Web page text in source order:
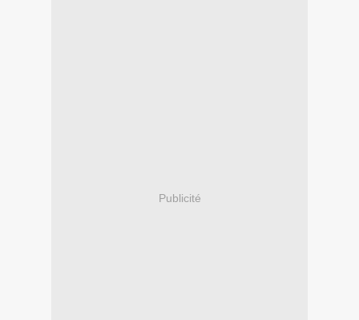
Publicité